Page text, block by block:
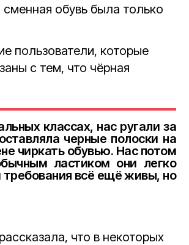
обувь была только
пользователи, которые
с тем, что чёрная
классах, нас ругали за
черные полоски на
чиркать обувью. Нас потом
ластиком они легко
требования всё ещё живы, но
что в некоторых